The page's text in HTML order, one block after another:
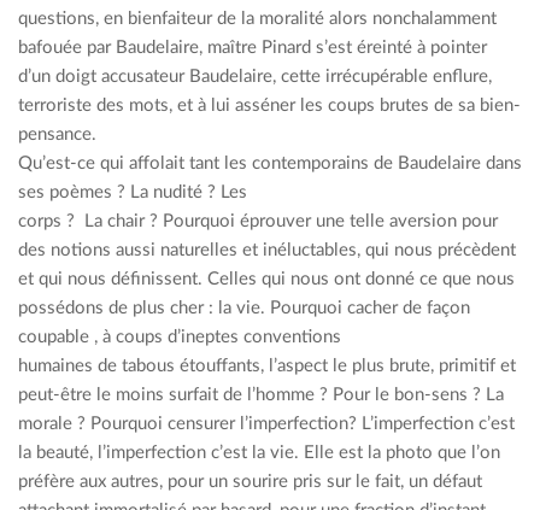
questions, en bienfaiteur de la moralité alors nonchalamment
bafouée par Baudelaire, maître Pinard s’est éreinté à pointer
d’un doigt accusateur Baudelaire, cette irrécupérable enflure,
terroriste des mots, et à lui asséner les coups brutes de sa bien-
pensance.
Qu’est-ce qui affolait tant les contemporains de Baudelaire dans
ses poèmes ? La nudité ? Les
corps ? La chair ? Pourquoi éprouver une telle aversion pour
des notions aussi naturelles et inéluctables, qui nous précèdent
et qui nous définissent. Celles qui nous ont donné ce que nous
possédons de plus cher : la vie. Pourquoi cacher de façon
coupable , à coups d’ineptes conventions
humaines de tabous étouffants, l’aspect le plus brute, primitif et
peut-être le moins surfait de l’homme ? Pour le bon-sens ? La
morale ? Pourquoi censurer l’imperfection? L’imperfection c’est
la beauté, l’imperfection c’est la vie. Elle est la photo que l’on
préfère aux autres, pour un sourire pris sur le fait, un défaut